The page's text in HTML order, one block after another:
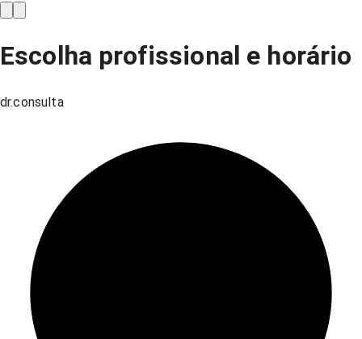
Escolha profissional e horário
dr.consulta